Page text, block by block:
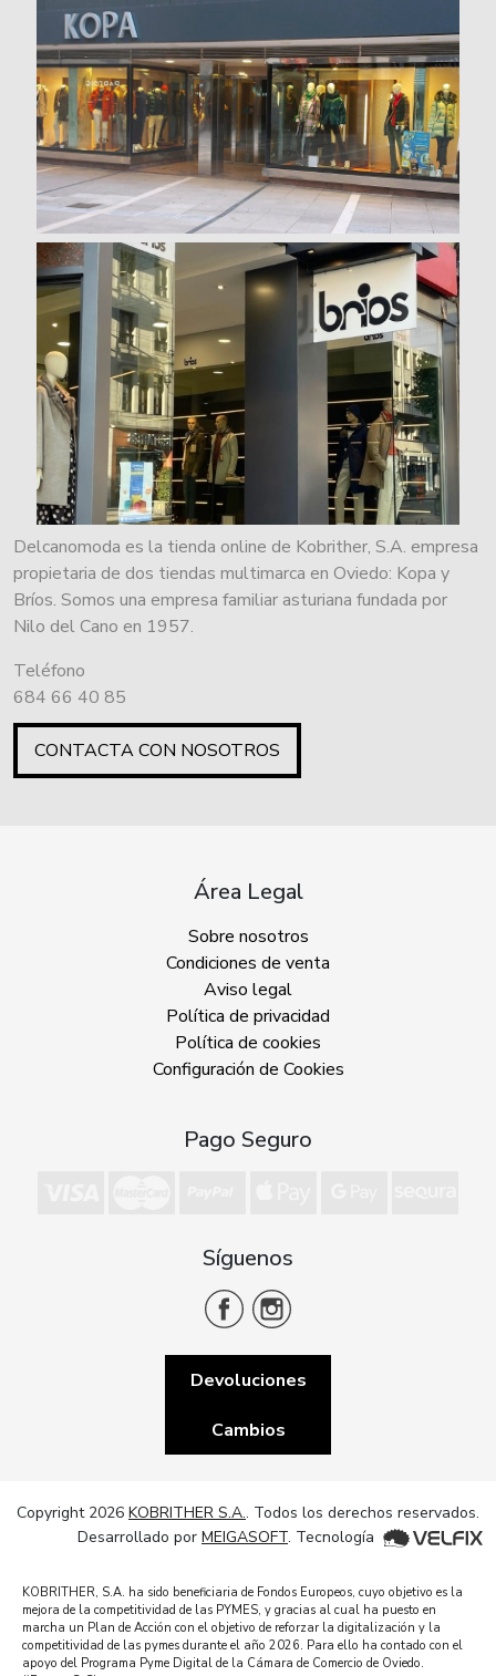
Delcanomoda es la tienda online de Kobrither, S.A. empresa
propietaria de dos tiendas multimarca en Oviedo: Kopa y
Bríos. Somos una empresa familiar asturiana fundada por
Nilo del Cano en 1957.
Teléfono
684 66 40 85
CONTACTA CON NOSOTROS
Área Legal
Sobre nosotros
Condiciones de venta
Aviso legal
Política de privacidad
Política de cookies
Configuración de Cookies
Pago Seguro
Síguenos
Devoluciones
Cambios
Copyright 2026 KOBRITHER S.A.. Todos los derechos reservados.
Desarrollado por MEIGASOFT. Tecnología
KOBRITHER, S.A. ha sido beneficiaria de Fondos Europeos, cuyo objetivo es la
mejora de la competitividad de las PYMES, y gracias al cual ha puesto en
marcha un Plan de Acción con el objetivo de reforzar la digitalización y la
competitividad de las pymes durante el año 2026. Para ello ha contado con el
apoyo del Programa Pyme Digital de la Cámara de Comercio de Oviedo.